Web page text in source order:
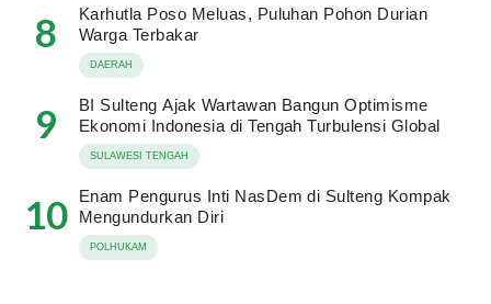
8
Karhutla Poso Meluas, Puluhan Pohon Durian
Warga Terbakar
DAERAH
9
BI Sulteng Ajak Wartawan Bangun Optimisme
Ekonomi Indonesia di Tengah Turbulensi Global
SULAWESI TENGAH
10
Enam Pengurus Inti NasDem di Sulteng Kompak
Mengundurkan Diri
POLHUKAM